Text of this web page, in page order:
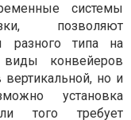
системы
позволяют
разного типа на
виды конвейеров
но и
установка
того требует